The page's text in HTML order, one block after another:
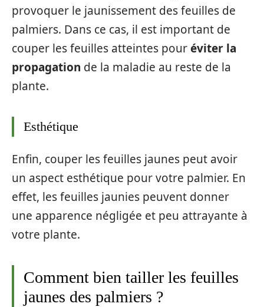
provoquer le jaunissement des feuilles de
palmiers. Dans ce cas, il est important de
couper les feuilles atteintes pouréviter la
propagation de la maladie au reste de la
plante.
Esthétique
Enfin, couper les feuilles jaunes peut avoir
un aspect esthétique pour votre palmier. En
effet, les feuilles jaunies peuvent donner
une apparence négligée et peu attrayante à
votre plante.
Comment bien tailler les feuilles
jaunes des palmiers ?